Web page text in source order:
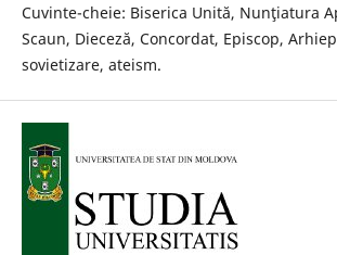
Cuvinte-cheie: Biserica Unită, Nunţiatura
Scaun, Dieceză, Concordat, Episcop,
sovietizare, ateism.